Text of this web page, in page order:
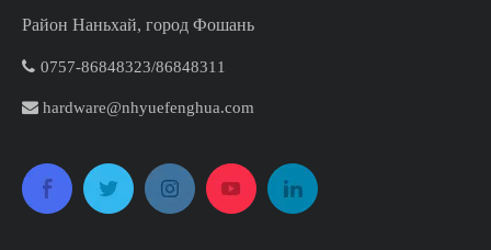
Район Наньхай, город Фошань
 0757-86848323/86848311​​​​​​​
 hardware@nhyuefenghua.com